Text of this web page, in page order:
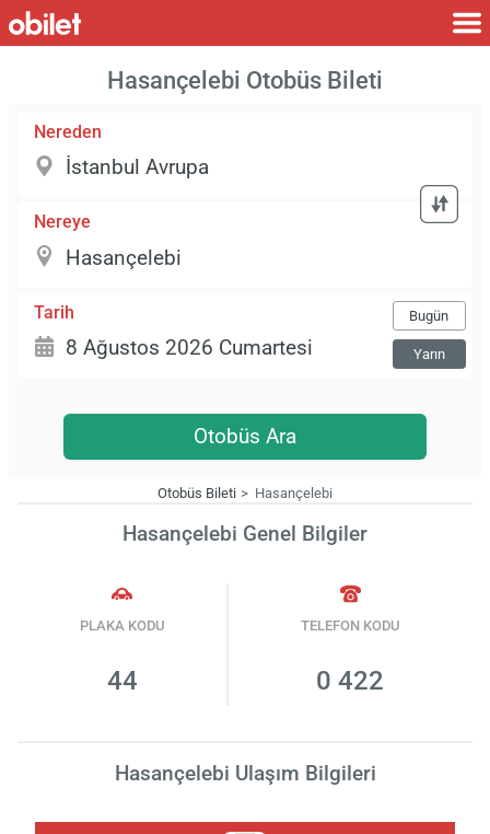
Hasançelebi Otobüs Bileti
Nereden
Nereye
Tarih Bugün
Yarın
Otobüs Ara
Otobüs Bileti Hasançelebi
Hasançelebi Genel Bilgiler
PLAKA KODU
44
TELEFON KODU
0 422
Hasançelebi Ulaşım Bilgileri